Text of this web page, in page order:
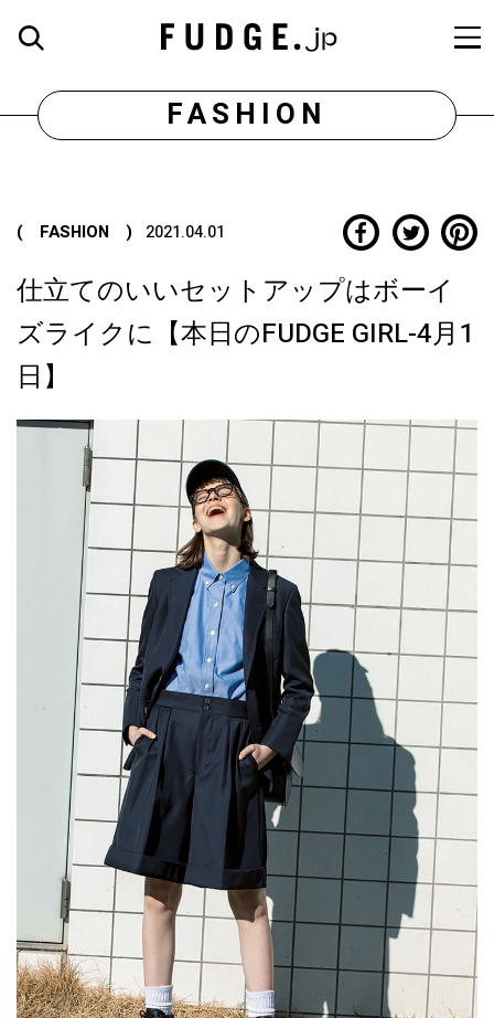
FASHION
( FASHION ) 2021.04.01
仕立てのいいセットアップはボーイ
ズライクに【本日のFUDGE GIRL-4月1
日】